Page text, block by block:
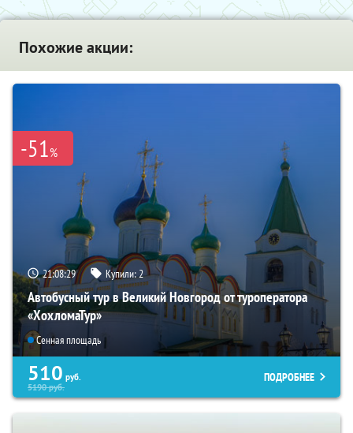
Похожие акции:
-51%
21:08:28 Купили:2
Автобусный тур в Великий Новгород от туроператора
«ХохломаТур»
Сенная площадь
510 руб.
5190руб.
ПОДРОБНЕЕ